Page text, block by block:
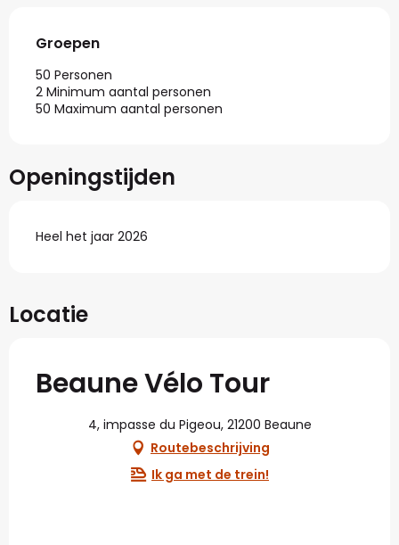
Groepen
Groepen
50 Personen
2 Minimum aantal personen
50 Maximum aantal personen
Openingstijden
Heel het jaar 2026
Locatie
Beaune Vélo Tour
4, impasse du Pigeou, 21200 Beaune
Routebeschrijving
Ik ga met de trein!